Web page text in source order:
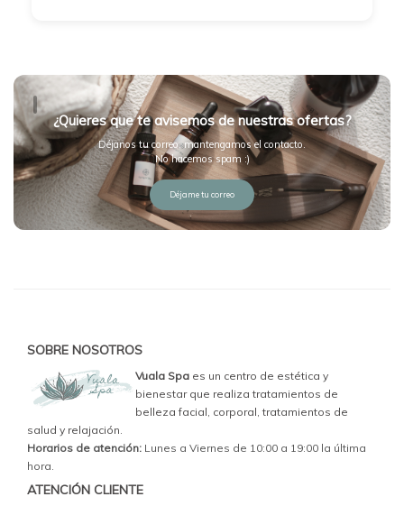
¿Quieres que te avisemos de nuestras ofertas?
Déjanos tu correo, mantengamos el contacto.
No hacemos spam :)
Déjame tu correo
SOBRE NOSOTROS
Vuala Spa es un centro de estética y
bienestar que realiza tratamientos de
belleza facial, corporal, tratamientos de
salud y relajación.
Horarios de atención: Lunes a Viernes de 10:00 a 19:00 la última
hora.
ATENCIÓN CLIENTE